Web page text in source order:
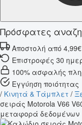
Πρόσφατες
Αποστολή από 4,99€
Επιστροφές 30
100% ασφαλής
Εγγύηση ποιότητας
/ Κινητά & Τάμπλετ /
σειράς Motorola V66
μεταφορά δεδομένων